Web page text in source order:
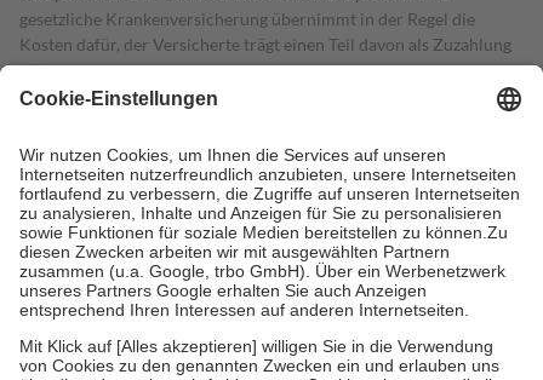
gesetzliche Krankenversicherung übernimmt in der Regel die
Kosten dafür, der Versicherte trägt einen Teil davon als Zuzahlung
mit.
Grundsätzlich leisten Mitglieder Zuzahlungen in Höhe von zehn
höchstens zehn Euro.
Es sind jedoch nie mehr als die tatsächlichen
Kosten der Leistung zu entrichten.
Diese Regeln gelten grundsätzlich auch für Online-Apotheken.
Bei Heilmitteln und häuslicher Krankenpflege beträgt die
Zuzahlung zehn Prozent der Kosten sowie zehn Euro je
Verordnung.
Um das Engagement der Versicherten für ihre eigene Gesundheit zu
stärken und die besondere Stellung der Familie zu unterstützen,
fallenkeine Zuzahlungenan bei:
• Kindern und Jugendlichen bis zum vollendeten 18. Lebensjahr